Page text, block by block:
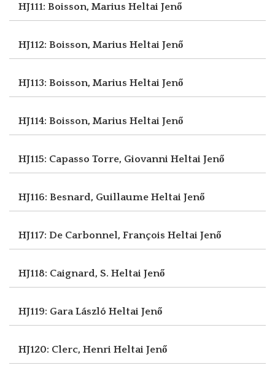
HJ111: Boisson, Marius Heltai Jenő
HJ112: Boisson, Marius Heltai Jenő
HJ113: Boisson, Marius Heltai Jenő
HJ114: Boisson, Marius Heltai Jenő
HJ115: Capasso Torre, Giovanni Heltai Jenő
HJ116: Besnard, Guillaume Heltai Jenő
HJ117: De Carbonnel, François Heltai Jenő
HJ118: Caignard, S. Heltai Jenő
HJ119: Gara László Heltai Jenő
HJ120: Clerc, Henri Heltai Jenő